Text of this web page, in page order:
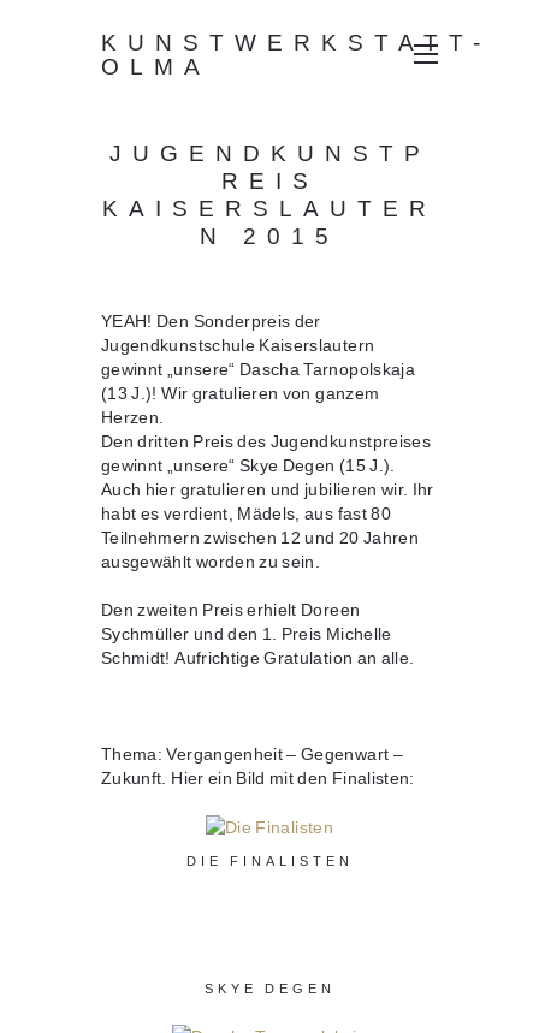
KUNSTWERKSTATT-
OLMA
JUGENDKUNSTP
REIS
KAISERSLAUTER
N 2015
YEAH! Den Sonderpreis der
Jugendkunstschule Kaiserslautern
gewinnt „unsere“ Dascha Tarnopolskaja
(13 J.)! Wir gratulieren von ganzem
Herzen.
Den dritten Preis des Jugendkunstpreises
gewinnt „unsere“ Skye Degen (15 J.).
Auch hier gratulieren und jubilieren wir. Ihr
habt es verdient, Mädels, aus fast 80
Teilnehmern zwischen 12 und 20 Jahren
ausgewählt worden zu sein.
Den zweiten Preis erhielt Doreen
Sychmüller und den 1. Preis Michelle
Schmidt! Aufrichtige Gratulation an alle.
Thema: Vergangenheit – Gegenwart –
Zukunft. Hier ein Bild mit den Finalisten:
DIE FINALISTEN
SKYE DEGEN